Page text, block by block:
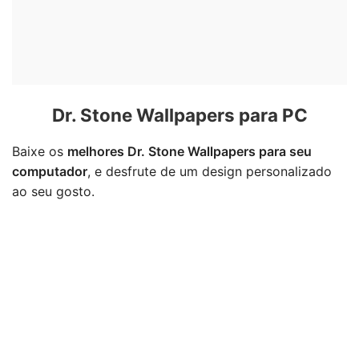
Dr. Stone Wallpapers para PC
Baixe os melhores Dr. Stone Wallpapers para seu
computador, e desfrute de um design personalizado
ao seu gosto.